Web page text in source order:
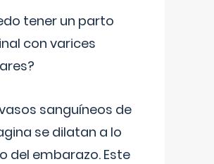
tener un parto
con varices
sanguíneos de
se dilatan a lo
del embarazo. Este